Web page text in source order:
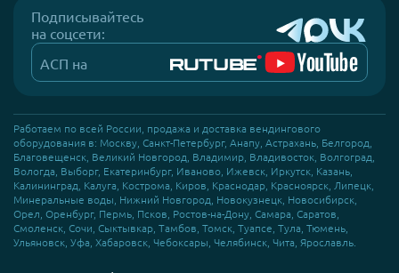
Подписывайтесь
на соцсети:
АСП на
Работаем по всей России, продажа и доставка вендингового
оборудования в: Москву, Санкт-Петербург, Анапу, Астрахань, Белгород,
Благовещенск, Великий Новгород, Владимир, Владивосток, Волгоград,
Вологда, Выборг, Екатеринбург, Иваново, Ижевск, Иркутск, Казань,
Калининград, Калуга, Кострома, Киров, Краснодар, Красноярск, Липецк,
Минеральные воды, Нижний Новгород, Новокузнецк, Новосибирск,
Орел, Оренбург, Пермь, Псков, Ростов-на-Дону, Самара, Саратов,
Смоленск, Сочи, Сыктывкар, Тамбов, Томск, Туапсе, Тула, Тюмень,
Ульяновск, Уфа, Хабаровск, Чебоксары, Челябинск, Чита, Ярославль.